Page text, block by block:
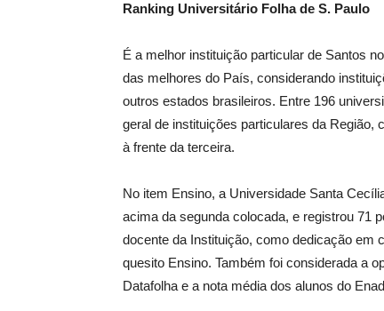
Ranking Universitário Folha de S. Paulo
É a melhor instituição particular de Santos
das melhores do País, considerando
outros estados brasileiros. Entre 196
geral de instituições particulares da
à frente da terceira.
No item Ensino, a Universidade Santa
acima da segunda colocada, e registrou 71
docente da Instituição, como dedicação em
quesito Ensino. Também foi considerada a
Datafolha e a nota média dos alunos do